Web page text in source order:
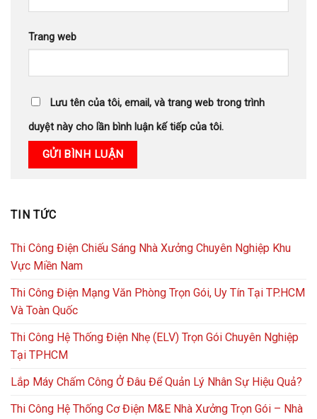
Trang web
Lưu tên của tôi, email, và trang web trong trình
duyệt này cho lần bình luận kế tiếp của tôi.
TIN TỨC
Thi Công Điện Chiếu Sáng Nhà Xưởng Chuyên Nghiệp Khu
Vực Miền Nam
Thi Công Điện Mạng Văn Phòng Trọn Gói, Uy Tín Tại TP.HCM
Và Toàn Quốc
Thi Công Hệ Thống Điện Nhẹ (ELV) Trọn Gói Chuyên Nghiệp
Tại TPHCM
Lắp Máy Chấm Công Ở Đâu Để Quản Lý Nhân Sự Hiệu Quả?
Thi Công Hệ Thống Cơ Điện M&E Nhà Xưởng Trọn Gói – Nhà